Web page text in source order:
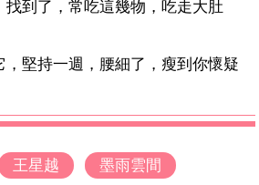
找到了，常吃這幾物，吃走大肚
，堅持一週，腰細了，瘦到你懷疑
王星越 墨雨雲間